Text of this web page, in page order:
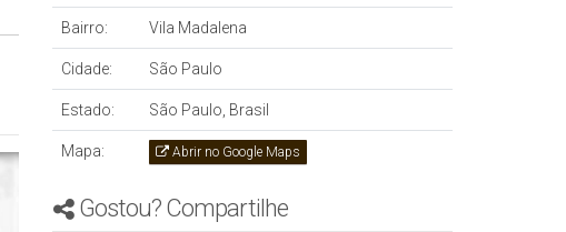
Bairro: Vila Madalena
Cidade: São Paulo
Estado: São Paulo, Brasil
Mapa: Abrir no Google Maps
Gostou? Compartilhe